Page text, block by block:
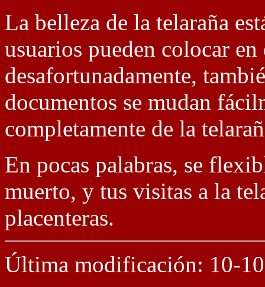
La belleza de la telaraña
usuarios pueden colocar
desafortunadamente,
documentos se mudan
completamente de la
En pocas palabras, se
muerto, y tus visitas a la
placenteras.
Última modificación: 10-